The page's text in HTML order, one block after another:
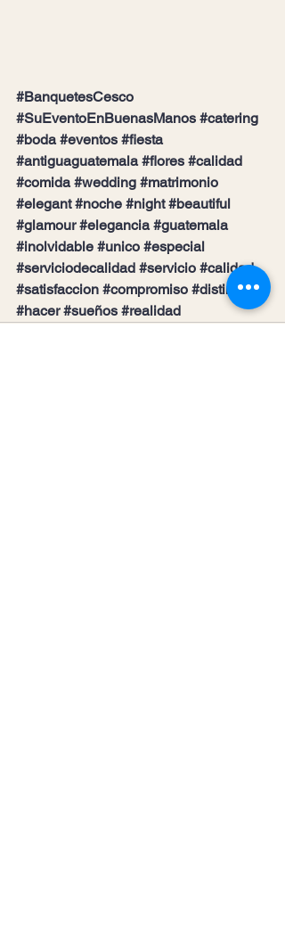
#BanquetesCesco
#SuEventoEnBuenasManos #catering
#boda #eventos #fiesta
#antiguaguatemala #flores #calidad
#comida #wedding #matrimonio
#elegant #noche #night #beautiful
#glamour #elegancia #guatemala
#inolvidable #unico #especial
#serviciodecalidad #servicio #calidad
#satisfaccion #compromiso #distingue
#hacer #sueños #realidad